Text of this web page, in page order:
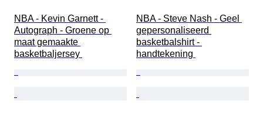
NBA - Kevin Garnett -
Autograph - Groene op
maat gemaakte
basketbaljersey
NBA - Steve Nash - Geel
gepersonaliseerd
basketbalshirt -
handtekening